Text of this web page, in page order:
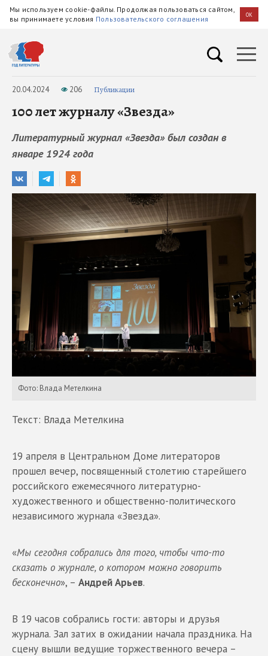
Мы используем cookie-файлы. Продолжая пользоваться сайтом,
вы принимаете условия Пользовательского соглашения OK
20.04.2024 206 Публикации
100 лет журналу «Звезда»
Литературный журнал «Звезда» был создан в
январе 1924 года
Фото: Влада Метелкина
Текст: Влада Метелкина
19 апреля в Центральном Доме литераторов
прошел вечер, посвященный столетию старейшего
российского ежемесячного литературно-
художественного и общественно-политического
независимого журнала «Звезда».
«Мы сегодня собрались для того, чтобы что-то
сказать о журнале, о котором можно говорить
бесконечно», – Андрей Арьев.
В 19 часов собрались гости: авторы и друзья
журнала. Зал затих в ожидании начала праздника. На
сцену вышли ведущие торжественного вечера –